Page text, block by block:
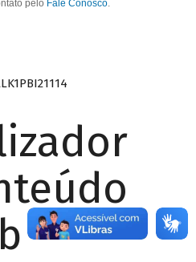
pelo Fale Conosco.